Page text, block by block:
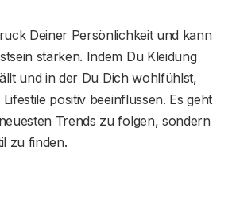
Deiner Persönlichkeit und kann
stärken. Indem Du Kleidung
und in der Du Dich wohlfühlst,
positiv beeinflussen. Es geht
Trends zu folgen, sondern
zu finden.